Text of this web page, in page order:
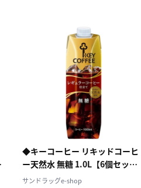
◆キーコーヒー リキッドコーヒ
ー天然水 無糖 1.0L【6個セッ
ト】
サンドラッグe-shop